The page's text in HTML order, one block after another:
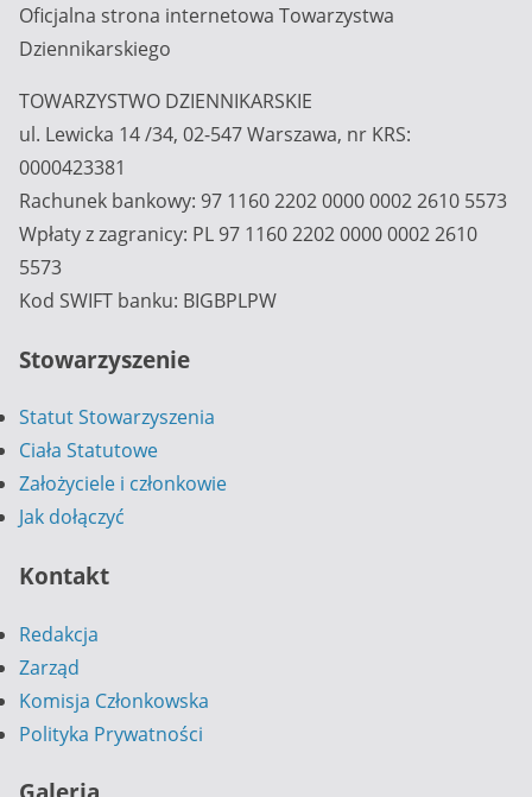
Oficjalna strona internetowa Towarzystwa
Dziennikarskiego
TOWARZYSTWO DZIENNIKARSKIE
ul. Lewicka 14 /34, 02-547 Warszawa, nr KRS:
0000423381
Rachunek bankowy: 97 1160 2202 0000 0002 2610 5573
Wpłaty z zagranicy: PL 97 1160 2202 0000 0002 2610
5573
Kod SWIFT banku: BIGBPLPW
Stowarzyszenie
Statut Stowarzyszenia
Ciała Statutowe
Założyciele i członkowie
Jak dołączyć
Kontakt
Redakcja
Zarząd
Komisja Członkowska
Polityka Prywatności